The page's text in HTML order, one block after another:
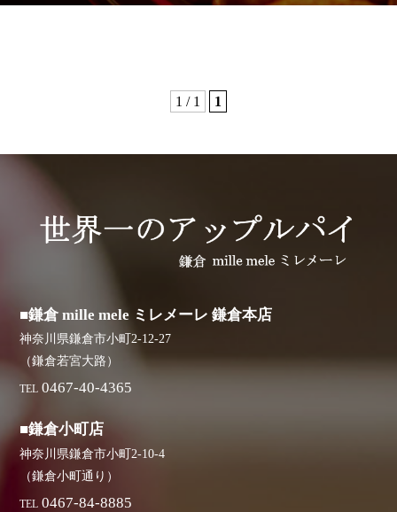
1 / 1 1
■鎌倉 mille mele ミレメーレ 鎌倉本店
神奈川県鎌倉市小町2-12-27
（鎌倉若宮大路）
TEL 0467-40-4365
■鎌倉小町店
神奈川県鎌倉市小町2-10-4
（鎌倉小町通り）
TEL 0467-84-8885